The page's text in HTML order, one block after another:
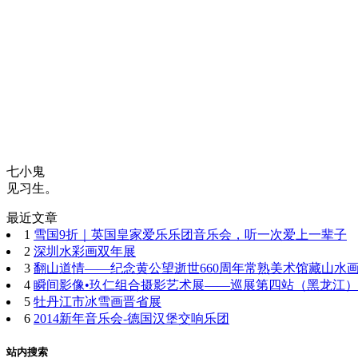
七小鬼
见习生。
最近文章
1 雪国9折｜英国皇家爱乐乐团音乐会，听一次爱上一辈子
2 深圳水彩画双年展
3 翻山道情——纪念黄公望逝世660周年常熟美术馆藏山水
4 瞬间影像•玖仁组合摄影艺术展——巡展第四站（黑龙江）
5 牡丹江市冰雪画晋省展
6 2014新年音乐会-德国汉堡交响乐团
站内搜索